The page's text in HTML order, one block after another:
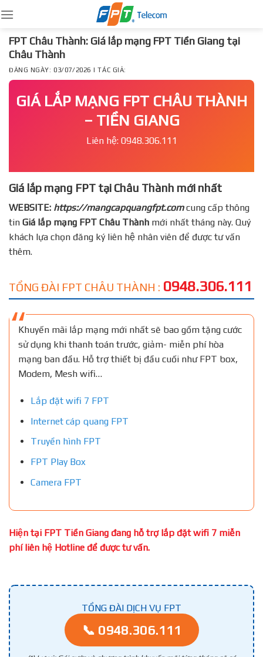
to
content
FPT Châu Thành: Giá lắp mạng FPT Tiền Giang tại
Châu Thành
ĐĂNG NGÀY: 03/07/2026 | TÁC GIẢ:
GIÁ LẮP MẠNG FPT CHÂU THÀNH
– TIỀN GIANG
Liên hệ: 0948.306.111
Giá lắp mạng FPT tại Châu Thành mới nhất
WEBSITE: https://mangcapquangfpt.comcung cấp thông
tin Giá lắp mạng FPT Châu Thành mới nhất tháng này. Quý
khách lựa chọn đăng ký liên hệ nhân viên để được tư vấn
thêm.
TỔNG ĐÀI FPT CHÂU THÀNH : 0948.306.111
Khuyến mãi lắp mạng mới nhất sẽ bao gồm tặng cước
sử dụng khi thanh toán trước, giảm- miễn phí hòa
mạng ban đầu. Hỗ trợ thiết bị đầu cuối như FPT box,
Modem, Mesh wifi…
Lắp đặt wifi 7 FPT
Internet cáp quang FPT
Truyền hình FPT
FPT Play Box
Camera FPT
Hiện tại FPT Tiền Giang đang hỗ trợ lắp đặt wifi 7 miễn
phí liên hệ Hotline để được tư vấn.
TỔNG ĐÀI DỊCH VỤ FPT
📞 0948.306.111